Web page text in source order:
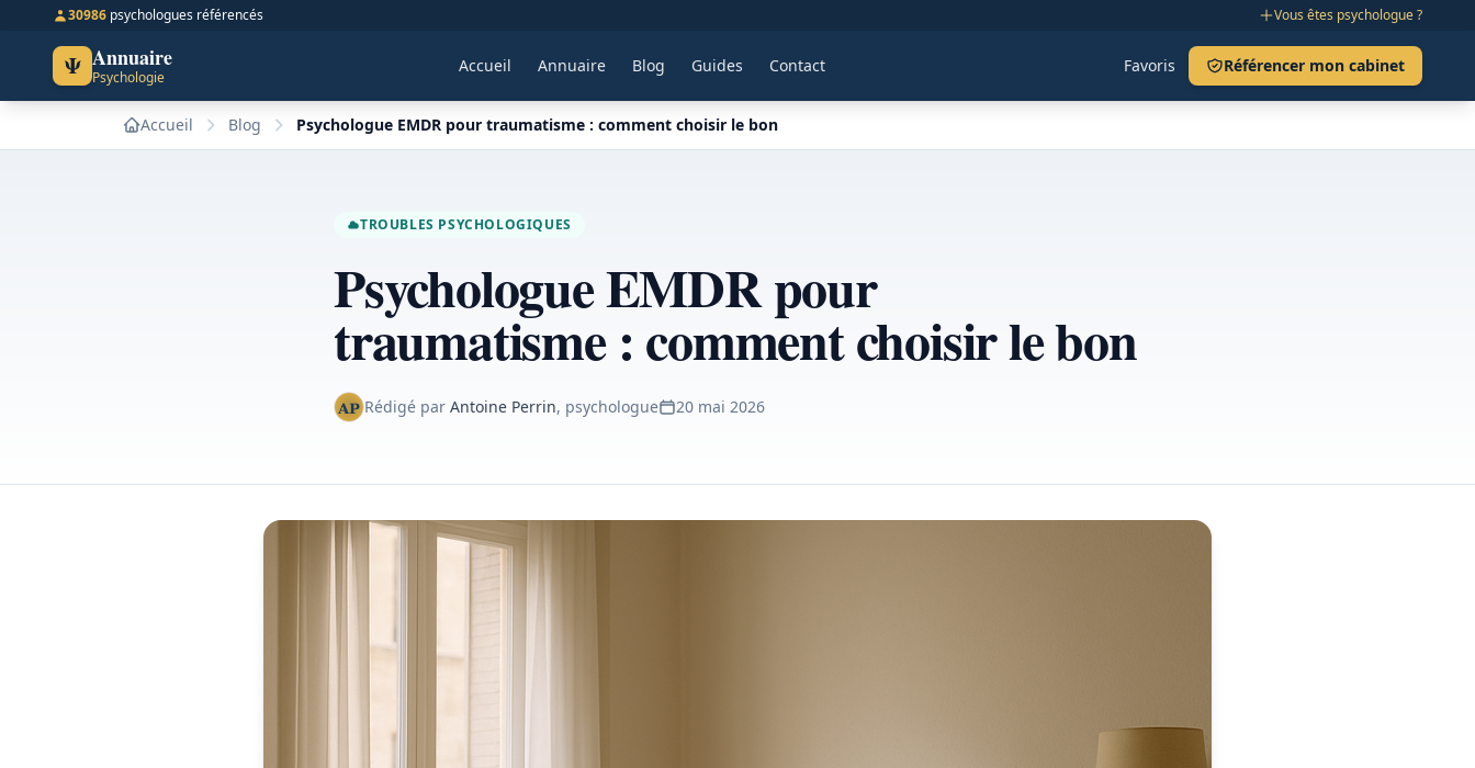
30986 psychologues référencés Vous êtes psychologue ?
Ψ Annuaire
Psychologie
Accueil Annuaire Blog Guides Contact Favoris Référencer mon cabinet
Accueil Blog Psychologue EMDR pour traumatisme : comment choisir le bon
TROUBLES PSYCHOLOGIQUES
Psychologue EMDR pour
traumatisme : comment choisir le bon
Rédigé par Antoine Perrin, psychologue 20 mai 2026